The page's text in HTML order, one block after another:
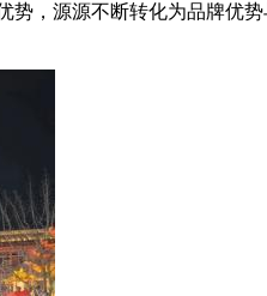
，源源不断转化为品牌优势